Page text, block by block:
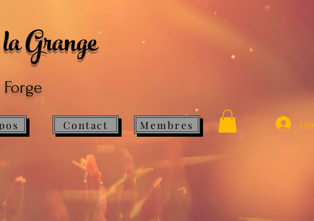
Grange
Contact Membres